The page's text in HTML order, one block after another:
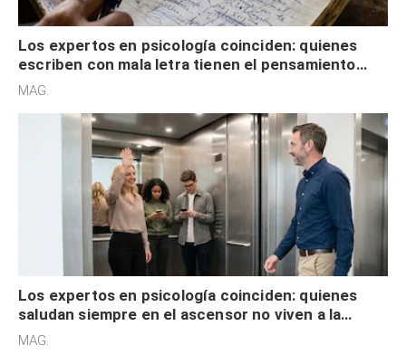
Los expertos en psicología coinciden: quienes
escriben con mala letra tienen el pensamiento
acelerado y no lo hacen por desinterés
MAG.
Los expertos en psicología coinciden: quienes
saludan siempre en el ascensor no viven a la
defensiva y tienen apertura social
MAG.